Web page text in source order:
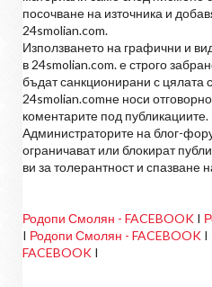
посочване на източника и
24smolian.com.
Използването на графични и
в 24smolian.com. е строго
бъдат санкционирани с цялата
24smolian.comне носи
коментарите под публикациите.
Администраторите на блог-
ограничават или блокират
ви за толерантност и спазване
Родопи Смолян - FACEBOOK I
I Родопи Смолян - FACEBOOK I
FACEBOOK I